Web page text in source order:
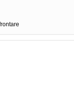
ed anti crespo,
Adatta per